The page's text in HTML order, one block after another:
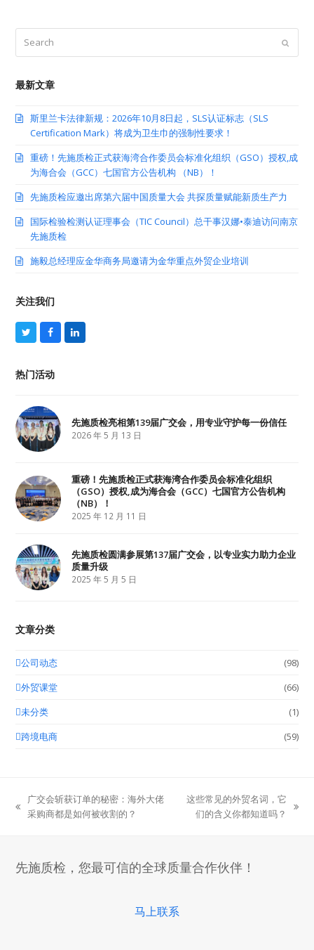
最新文章
斯里兰卡法律新规：2026年10月8日起，SLS认证标志（SLS
Certification Mark）将成为卫生巾的强制性要求！
重磅！先施质检正式获海湾合作委员会标准化组织（GSO）授权,成
为海合会（GCC）七国官方公告机构 （NB）！
先施质检应邀出席第六届中国质量大会 共探质量赋能新质生产力
国际检验检测认证理事会（TIC Council）总干事汉娜•泰迪访问南京
先施质检
施毅总经理应金华商务局邀请为金华重点外贸企业培训
关注我们
T
w
t
t
F
a
b
L
i
热门活动
先施质检亮相第139届广交会，用专业守护每一份信任
2026 年 5 月 13 日
重磅！先施质检正式获海湾合作委员会标准化组织
（GSO）授权,成为海合会（GCC）七国官方公告机构
（NB）！
2025 年 12 月 11 日
先施质检圆满参展第137届广交会，以专业实力助力企业
质量升级
2025 年 5 月 5 日
文章分类
公司动态
(98)
外贸课堂
(66)
未分类
(1)
跨境电商
(59)
previous
广交会斩获订单的秘密：海外大佬
采购商都是如何被收割的？
next
这些常见的外贸名词，它
们的含义你都知道吗？
先施质检，您最可信的全球质量合作伙伴！
马上联系